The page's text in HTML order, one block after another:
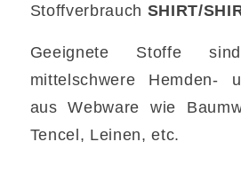
Stoffverbrauch SHIRT/
Geeignete Stoffe
mittelschwere Hemden-
aus Webware wie
Tencel, Leinen, etc.